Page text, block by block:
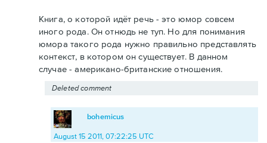
Книга, о которой идёт речь - это юмор совсем
иного рода. Он отнюдь не туп. Но для понимания
юмора такого рода нужно правильно представлять
контекст, в котором он существует. В данном
случае - американо-британские отношения.
Deleted comment
bohemicus
August 15 2011, 07:22:25 UTC